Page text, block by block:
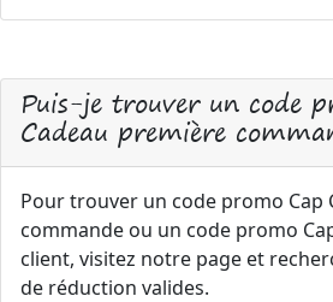
Puis-je trouver un code
Cadeau première
Pour trouver un code promo Cap
commande ou un code promo
client, visitez notre page et
de réduction valides.